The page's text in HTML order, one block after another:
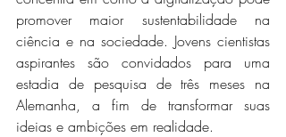
promover maior sustentabilidade na
ciência e na sociedade. Jovens cientistas
aspirantes são convidados para uma
estadia de pesquisa de três meses na
Alemanha, a fim de transformar suas
ideias e ambições em realidade.